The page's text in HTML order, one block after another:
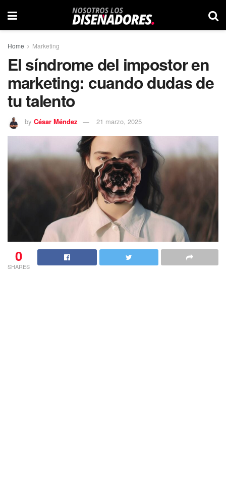
Home Marketing
El síndrome del impostor en
marketing: cuando dudas de
tu talento
by César Méndez 21 marzo, 2025
0
SHARES